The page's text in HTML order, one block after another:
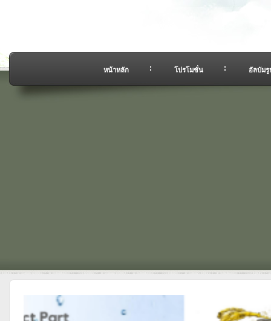
หน้าหลัก โปรโมชั่น อัลบัมรู